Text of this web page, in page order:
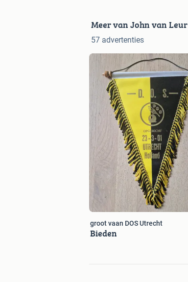
Meer van John van Leur
57 advertenties
groot vaan DOS Utrecht
Bieden